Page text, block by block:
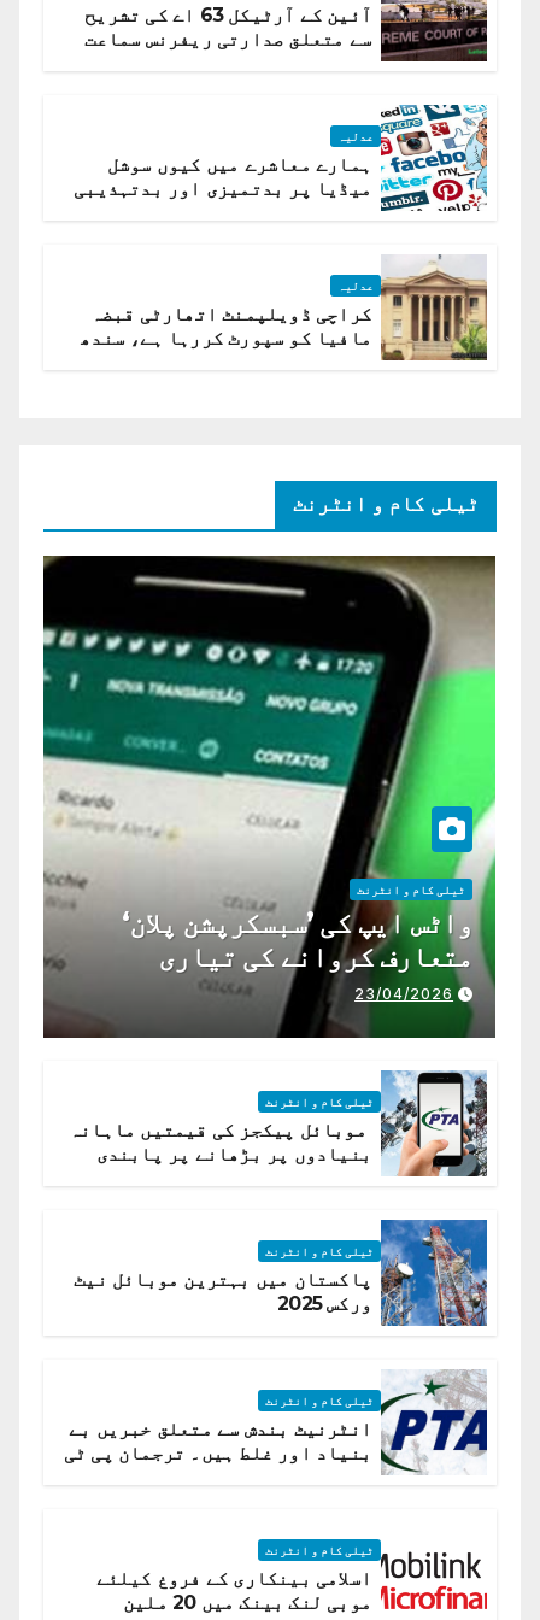
آئین کے آرٹیکل 63 اے کی تشریح
سے متعلق صدارتی ریفرنس سماعت
عدلیہ
ہمارے معاشرے میں کیوں سوشل
میڈیا پر بدتمیزی اور بدتہذیبی
عدلیہ
کراچی ڈویلپمنٹ اتھارٹی قبضہ
مافیا کو سپورٹ کررہا ہے، سندھ
ٹیلی کام و انٹرنٹ
ٹیلی کام و انٹرنٹ
واٹس ایپ کی ’سبسکرپشن پلان‘
متعارف کروانے کی تیاری
23/04/2026
ٹیلی کام و انٹرنٹ
موبائل پیکجز کی قیمتیں ماہانہ
بنیادوں پر بڑھانے پر پابندی
ٹیلی کام و انٹرنٹ
پاکستان میں بہترین موبائل نیٹ
ورکس 2025
ٹیلی کام و انٹرنٹ
انٹرنیٹ بندش سے متعلق خبریں بے
بنیاد اور غلط ہیں۔ ترجمان پی ٹی
ٹیلی کام و انٹرنٹ
اسلامی بینکاری کے فروغ کیلئے
موبی لنک بینک میں 20 ملین